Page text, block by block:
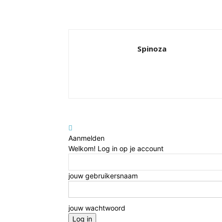
Spinoza
Aanmelden
Welkom! Log in op je account
jouw gebruikersnaam
jouw wachtwoord